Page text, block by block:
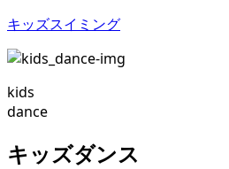
キッズスイミング
kids
dance
キッズダンス